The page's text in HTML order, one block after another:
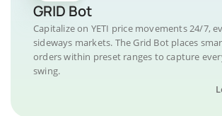
GRID Bot
Capitalize on YETI price movements 24/7,
sideways markets. The Grid Bot places
orders within preset ranges to capture
swing.